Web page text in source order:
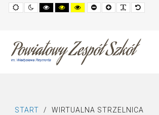
Default
mode
Night
mode
High
contrast
High
contrast
High
contrast
Set
smaller
Set
larger
Make
font
Set
default
START / WIRTUALNA STRZELNICA